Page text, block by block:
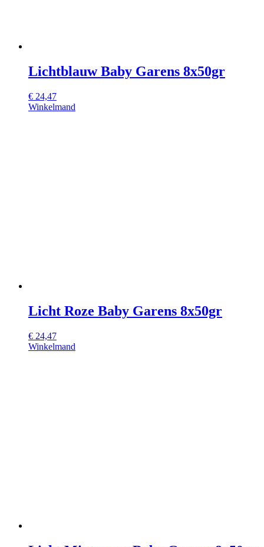
Lichtblauw Baby Garens 8x50gr
€ 24,47
Winkelmand
Licht Roze Baby Garens 8x50gr
€ 24,47
Winkelmand